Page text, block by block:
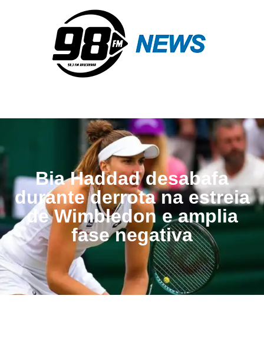
Bia Haddad desabafa
durante derrota na estreia
de Wimbledon e amplia
fase negativa